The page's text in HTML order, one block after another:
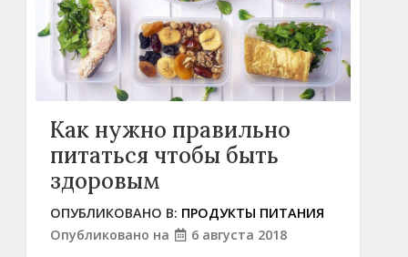
Как нужно правильно
питаться чтобы быть
здоровым
ОПУБЛИКОВАНО В: ПРОДУКТЫ ПИТАНИЯ
Опубликовано на
6 августа 2018